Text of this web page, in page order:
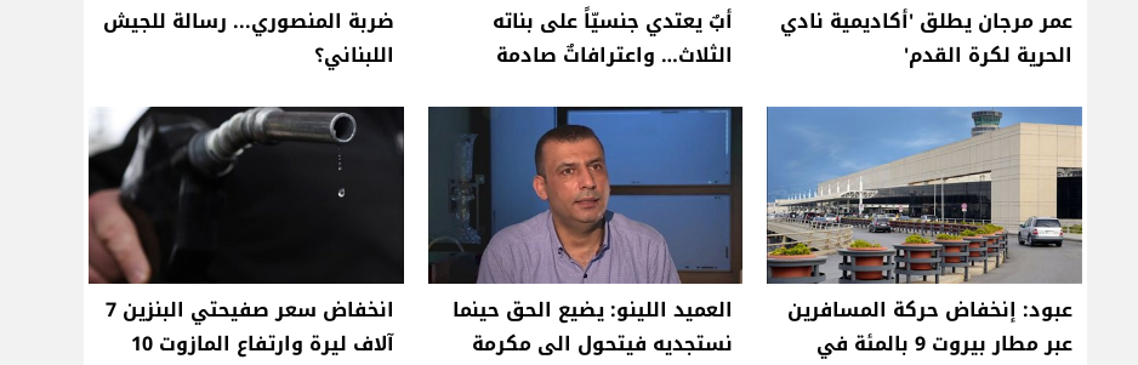
عمر مرجان يطلق 'أكاديمية نادي
الحرية لكرة القدم'
أبٌ يعتدي جنسيّاً على بناته
الثلاث… واعترافاتٌ صادمة
ضربة المنصوري... رسالة للجيش
اللبناني؟
عبود: إنخفاض حركة المسافرين
عبر مطار بيروت 9 بالمئة في
العميد اللينو: يضيع الحق حينما
نستجديه فيتحول الى مكرمة
انخفاض سعر صفيحتي البنزين 7
آلاف ليرة وارتفاع المازوت 10